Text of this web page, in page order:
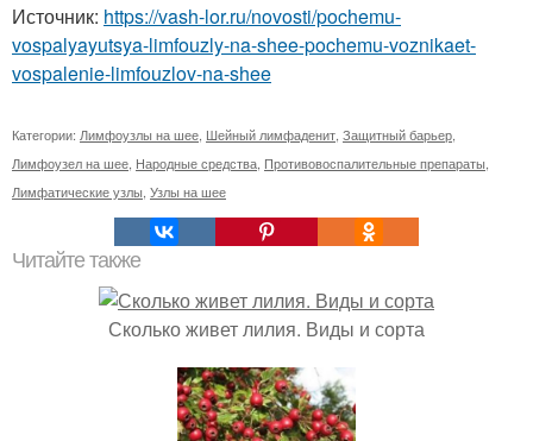
Источник: https://vash-lor.ru/novosti/pochemu-
vospalyayutsya-limfouzly-na-shee-pochemu-voznikaet-
vospalenie-limfouzlov-na-shee
Категории: Лимфоузлы на шее Шейный лимфаденит Защитный барьер
Лимфоузел на шее Народные средства Противовоспалительные препараты
Лимфатические узлы Узлы на шее
Читайте также
Сколько живет лилия. Виды и сорта